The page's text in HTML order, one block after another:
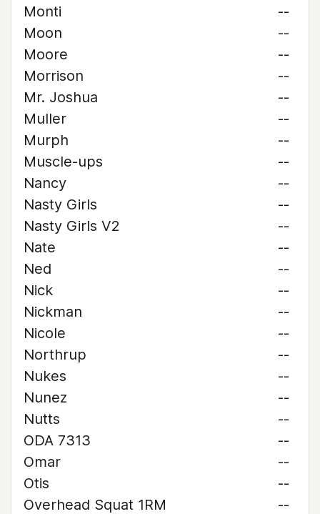
Monti
--
Moon
--
Moore
--
Morrison
--
Mr. Joshua
--
Muller
--
Murph
--
Muscle-ups
--
Nancy
--
Nasty Girls
--
Nasty Girls V2
--
Nate
--
Ned
--
Nick
--
Nickman
--
Nicole
--
Northrup
--
Nukes
--
Nunez
--
Nutts
--
ODA 7313
--
Omar
--
Otis
--
Overhead Squat 1RM
--